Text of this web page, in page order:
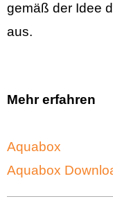
gemäß der Idee
aus.
Mehr erfahren
Aquabox
Aquabox